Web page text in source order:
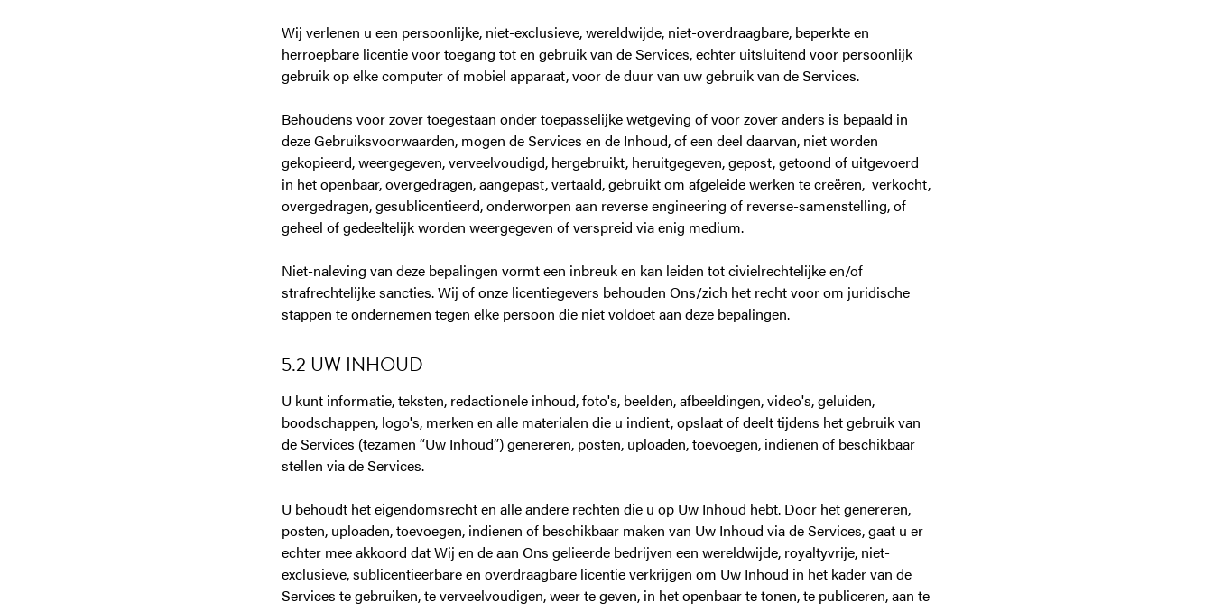
Wij verlenen u een persoonlijke, niet-exclusieve, wereldwijde, niet-overdraagbare, beperkte en
herroepbare licentie voor toegang tot en gebruik van de Services, echter uitsluitend voor persoonlijk
gebruik op elke computer of mobiel apparaat, voor de duur van uw gebruik van de Services.
Behoudens voor zover toegestaan onder toepasselijke wetgeving of voor zover anders is bepaald in
deze Gebruiksvoorwaarden, mogen de Services en de Inhoud, of een deel daarvan, niet worden
gekopieerd, weergegeven, verveelvoudigd, hergebruikt, heruitgegeven, gepost, getoond of uitgevoerd
in het openbaar, overgedragen, aangepast, vertaald, gebruikt om afgeleide werken te creëren, verkocht,
overgedragen, gesublicentieerd, onderworpen aan reverse engineering of reverse-samenstelling, of
geheel of gedeeltelijk worden weergegeven of verspreid via enig medium.
Niet-naleving van deze bepalingen vormt een inbreuk en kan leiden tot civielrechtelijke en/of
strafrechtelijke sancties. Wij of onze licentiegevers behouden Ons/zich het recht voor om juridische
stappen te ondernemen tegen elke persoon die niet voldoet aan deze bepalingen.
5.2 UW INHOUD
U kunt informatie, teksten, redactionele inhoud, foto's, beelden, afbeeldingen, video's, geluiden,
boodschappen, logo's, merken en alle materialen die u indient, opslaat of deelt tijdens het gebruik van
de Services (tezamen “Uw Inhoud”) genereren, posten, uploaden, toevoegen, indienen of beschikbaar
stellen via de Services.
U behoudt het eigendomsrecht en alle andere rechten die u op Uw Inhoud hebt. Door het genereren,
posten, uploaden, toevoegen, indienen of beschikbaar maken van Uw Inhoud via de Services, gaat u er
echter mee akkoord dat Wij en de aan Ons gelieerde bedrijven een wereldwijde, royaltyvrije, niet-
exclusieve, sublicentieerbare en overdraagbare licentie verkrijgen om Uw Inhoud in het kader van de
Services te gebruiken, te verveelvoudigen, weer te geven, in het openbaar te tonen, te publiceren, aan te